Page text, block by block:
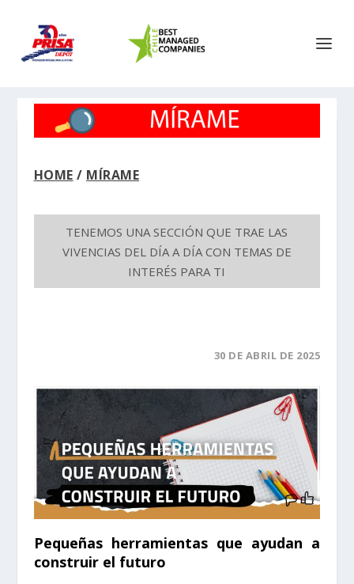
HOME / MÍRAME
TENEMOS UNA SECCIÓN QUE TRAE LAS
VIVENCIAS DEL DÍA A DÍA CON TEMAS DE
INTERÉS PARA TI
30 DE ABRIL DE 2025
Pequeñas herramientas que ayudan a
construir el futuro